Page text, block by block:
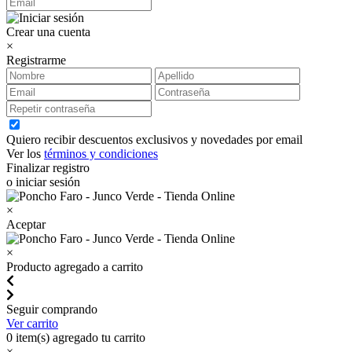
Crear una cuenta
×
Registrarme
Quiero recibir descuentos exclusivos y novedades por email
Ver los términos y condiciones
Finalizar registro
o iniciar sesión
×
Aceptar
×
Producto agregado a carrito
Seguir comprando
Ver carrito
0 item(s) agregado tu carrito